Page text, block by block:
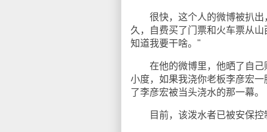
很快，这个人的微博被扒出
久，自费买了门票和火车票从
知道我要干啥。"
在他的微博里，他晒了自己
小度，如果我浇你老板李彦宏
了李彦宏被当头浇水的那一幕。
目前，该泼水者已被安保控